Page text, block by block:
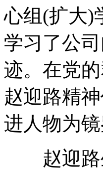
心组(扩大)
学习了公
迹。在党
赵迎路精
进人物为
赵迎路生